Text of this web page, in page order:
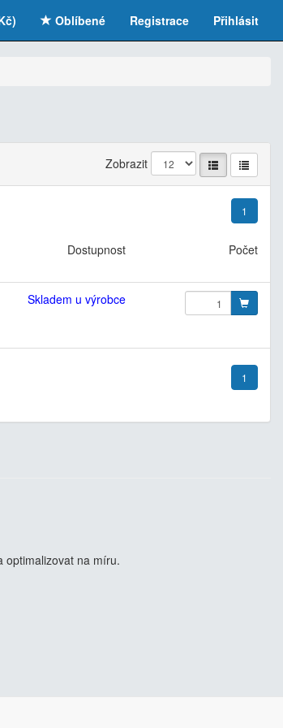
Registrace Přihlásit
Oblíbené
Zobrazit
1
Dostupnost
Počet
Skladem u výrobce
1
optimalizovat na míru.